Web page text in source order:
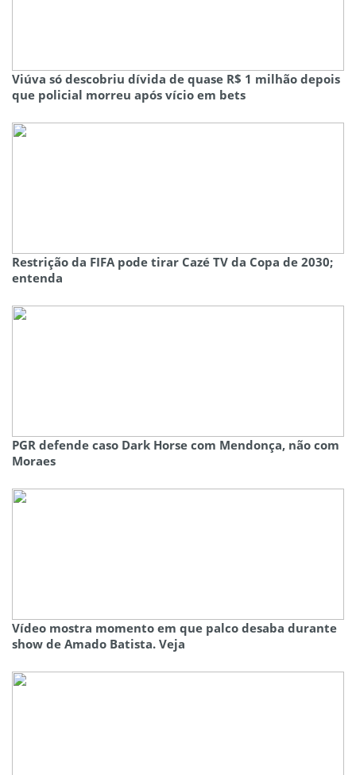
Viúva só descobriu dívida de quase R$ 1 milhão depois
que policial morreu após vício em bets
Restrição da FIFA pode tirar Cazé TV da Copa de 2030;
entenda
PGR defende caso Dark Horse com Mendonça, não com
Moraes
Vídeo mostra momento em que palco desaba durante
show de Amado Batista. Veja